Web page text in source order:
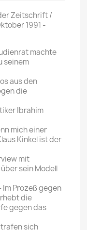
Zeitschrift /
1991 -
machte
seinem
aus den
die
Ibrahim
mich einer
Kinkel ist der
mit
sein Modell
Prozeß gegen
die
gegen das
sich